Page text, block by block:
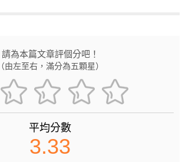
請為本篇文章評個分吧！
（由左至右，滿分為五顆星）
平均分數
3.33